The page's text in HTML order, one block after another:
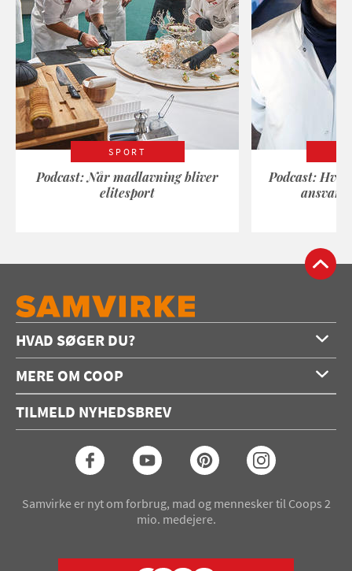
SPORT
Podcast: Når madlavning bliver
elitesport
Podcast:
HVAD SØGER DU?
Forside
Opskrifter
Konkurrencer
MERE OM COOP
Annoncering
Coop medlem
TILMELD NYHEDSBREV
Samvirke er nyt om forbrug, mad og mennesker til Coops 2
mio. medejere.